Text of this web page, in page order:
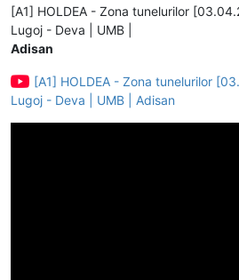
[A1] HOLDEA - Zona tunelurilor
Lugoj - Deva | UMB |
Adisan
[A1] HOLDEA - Zona tunelurilor
Lugoj - Deva | UMB | Adisan